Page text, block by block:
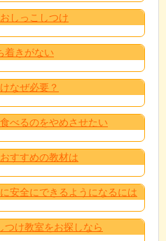
しっこしつけ
着きがない
なぜ必要？
べるのをやめさせたい
すすめの教材は
安全にできるようになるには
つけ教室をお探しなら